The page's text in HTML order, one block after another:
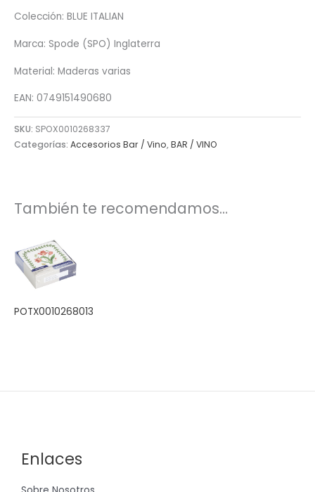
Colección: BLUE ITALIAN
Marca: Spode (SPO) Inglaterra
Material: Maderas varias
EAN: 0749151490680
SKU: SPOX0010268337
Categorías: Accesorios Bar / Vino,BAR / VINO
También te recomendamos…
POTX0010268013
Enlaces